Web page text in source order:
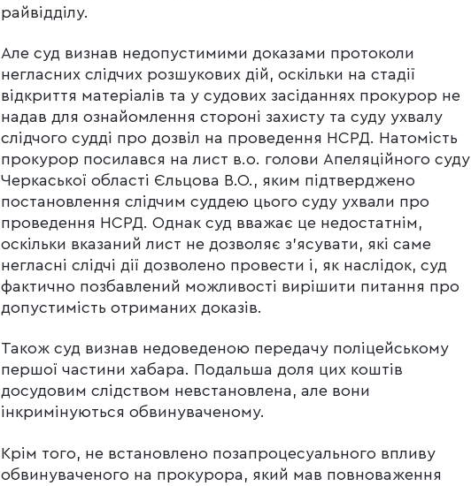
райвідділу.
Але суд визнав недопустимими доказами протоколи
негласних слідчих розшукових дій, оскільки на стадії
відкриття матеріалів та у судових засіданнях прокурор не
надав для ознайомлення стороні захисту та суду ухвалу
слідчого судді про дозвіл на проведення НСРД. Натомість
прокурор посилався на лист в.о. голови Апеляційного суду
Черкаської області Єльцова В.О., яким підтверджено
постановлення слідчим суддею цього суду ухвали про
проведення НСРД. Однак суд вважає це недостатнім,
оскільки вказаний лист не дозволяє з’ясувати, які саме
негласні слідчі дії дозволено провести і, як наслідок, суд
фактично позбавлений можливості вирішити питання про
допустимість отриманих доказів.
Також суд визнав недоведеною передачу поліцейському
першої частини хабара. Подальша доля цих коштів
досудовим слідством невстановлена, але вони
інкримінуються обвинуваченому.
Крім того, не встановлено позапроцесуального впливу
обвинуваченого на прокурора, який мав повноваження